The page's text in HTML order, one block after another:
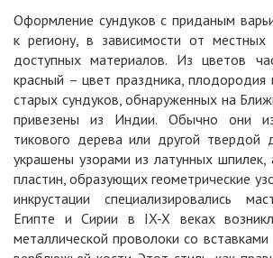
Оформление сундуков с приданым
к региону, в зависимости от местных
доступных материалов. Из цветов
красный – цвет праздника, плодородия
старых сундуков, обнаруженных на
привезены из Индии. Обычно они
тикового дерева или другой твердой
украшены узорами из латунных шпилек,
пластин, образующих геометрические
инкрустации специализировались
Египте и Сирии в IX-X веках
металлической проволоки со